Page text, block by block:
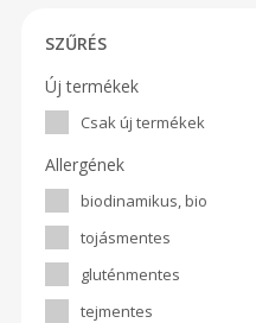
SZŰRÉS
Új termékek
Csak új termékek
Allergének
biodinamikus, bio
tojásmentes
gluténmentes
tejmentes